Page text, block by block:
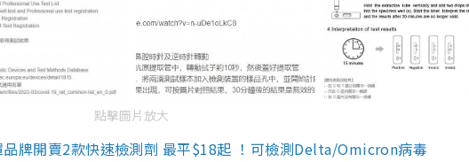
點擊圖片放大
牌開賣2款快速檢測劑 最平$18起 ！可檢測Delta/Omicron病毒